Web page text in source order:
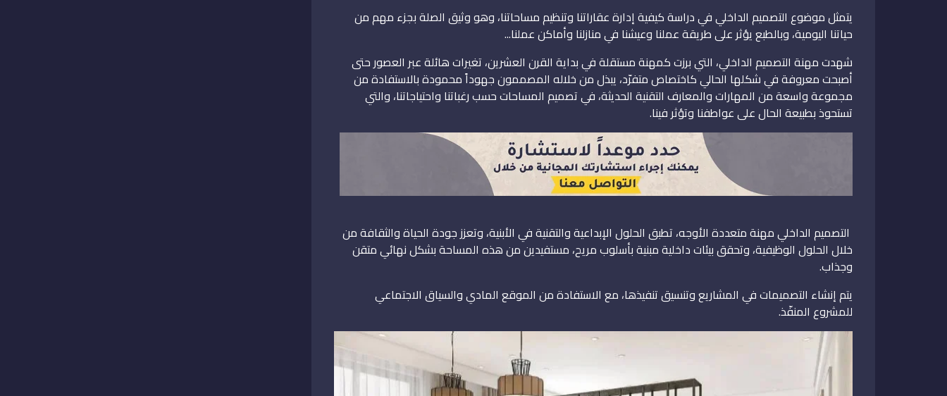
يتمثل موضوع التصميم الداخلي في دراسة كيفية إدارة عقاراتنا وتنظيم مساحاتنا، وهو وثيق الصلة بجزء مهم من
حياتنا اليومية، وبالطبع يؤثر على طريقة عملنا وعيشنا في منازلنا وأماكن عملنا...
شهدت مهنة التصميم الداخلي، التي برزت كمهنة مستقلة في بداية القرن العشرين، تغيرات هائلة عبر العصور حتى
أصبحت معروفة في شكلها الحالي كاختصاص متفرّد، يبذل من خلاله المصممون جهوداً محمودة بالاستفادة من
مجموعة واسعة من المهارات والمعارف التقنية الحديثة، في تصميم المساحات حسب رغباتنا واحتياجاتنا، والتي
تستحوذ بطبيعة الحال على عواطفنا وتؤثر فينا.
التصميم الداخلي مهنة متعددة الأوجه، تطبق الحلول الإبداعية والتقنية في الأبنية، وتعزز جودة الحياة والثقافة من
خلال الحلول الوظيفية، وتحقق بيئات داخلية مبنية بأسلوب مريح، مستفيدين من هذه المساحة بشكل نهائي متقن
وجذاب.
يتم إنشاء التصميمات في المشاريع وتنسيق تنفيذها، مع الاستفادة من الموقع المادي والسياق الاجتماعي
للمشروع المنفّذ.